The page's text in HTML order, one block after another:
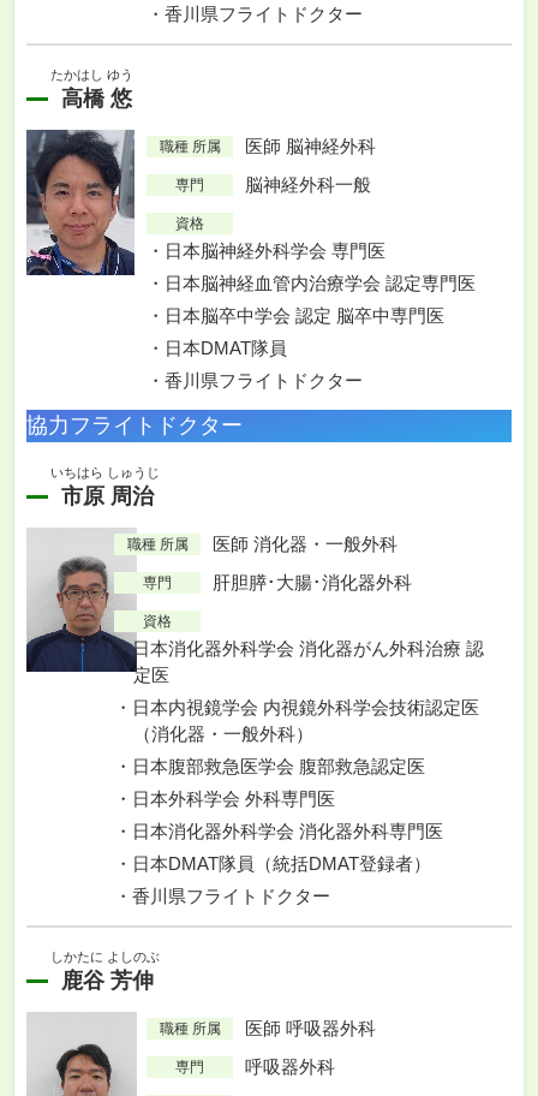
香川県フライトドクター
たかはし ゆう
高橋 悠
職種 所属 医師 脳神経外科
専門 脳神経外科一般
資格
日本脳神経外科学会 専門医
日本脳神経血管内治療学会 認定専門医
日本脳卒中学会 認定 脳卒中専門医
日本DMAT隊員
香川県フライトドクター
協力フライトドクター
いちはら しゅうじ
市原 周治
職種 所属 医師 消化器・一般外科
専門 肝胆膵･大腸･消化器外科
資格
日本消化器外科学会 消化器がん外科治療 認
定医
日本内視鏡学会 内視鏡外科学会技術認定医
（消化器・一般外科）
日本腹部救急医学会 腹部救急認定医
日本外科学会 外科専門医
日本消化器外科学会 消化器外科専門医
日本DMAT隊員（統括DMAT登録者）
香川県フライトドクター
しかたに よしのぶ
鹿谷 芳伸
職種 所属 医師 呼吸器外科
専門 呼吸器外科